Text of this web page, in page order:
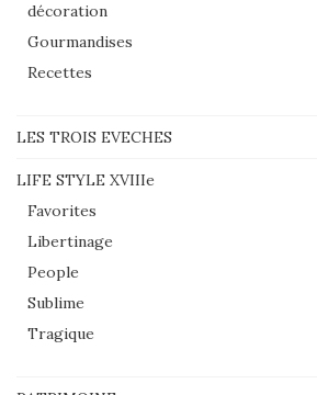
décoration
Gourmandises
Recettes
LES TROIS EVECHES
LIFE STYLE XVIIIe
Favorites
Libertinage
People
Sublime
Tragique